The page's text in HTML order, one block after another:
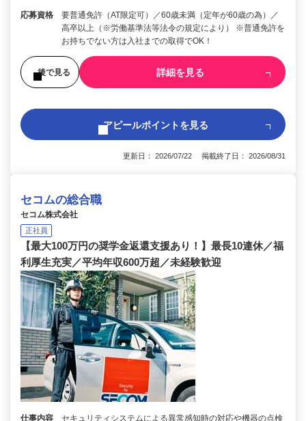
応募資格
要普通免許（AT限定可）／60歳未満（定年が60歳の為）／
高卒以上（※労働基準法等法令の規定により） ※普通免許を
お持ちでない方は入社までの取得でOK！
後で見る 詳細を見る
アピールポイントを見る
更新日： 2026/07/22 掲載終了日： 2026/08/31
セコムの総合職
セコム株式会社
正社員
【最大100万円の奨学金返還支援あり！】最長10連休／福
利厚生充実／平均年収600万超／未経験歓迎
仕事内容 セキュリティシステムによる異常感知時の対応や機器の点検